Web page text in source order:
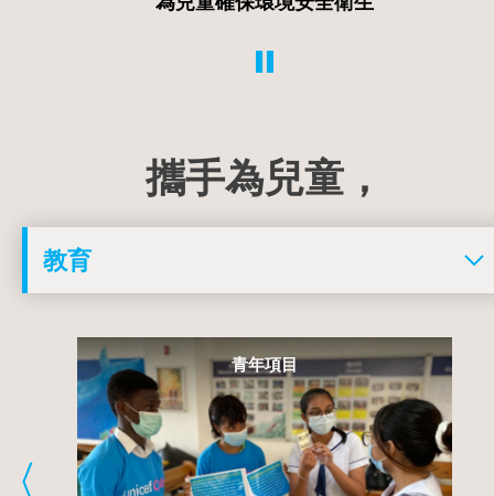
攜手為兒童，
青年項目